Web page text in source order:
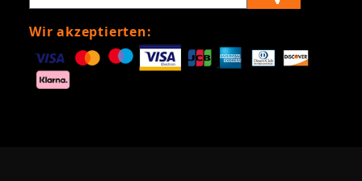
Wir akzeptierten: